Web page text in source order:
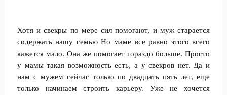
Хотя и свекры по мере сил помогают, и муж старается
содержать нашу семью Но маме все равно этого всего
кажется мало. Она же помогает гораздо больше. Просто
у мамы такая возможность есть, а у свекров нет. Да и
нам с мужем сейчас только по двадцать пять лет, еще
только начинаем строить карьеру. Уже не хочется